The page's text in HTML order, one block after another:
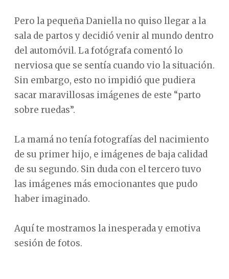
Pero la pequeña Daniella no quiso llegar a la
sala de partos y decidió venir al mundo dentro
del automóvil. La fotógrafa comentó lo
nerviosa que se sentía cuando vio la situación.
Sin embargo, esto no impidió que pudiera
sacar maravillosas imágenes de este “parto
sobre ruedas”.
La mamá no tenía fotografías del nacimiento
de su primer hijo, e imágenes de baja calidad
de su segundo. Sin duda con el tercero tuvo
las imágenes más emocionantes que pudo
haber imaginado.
Aquí te mostramos la inesperada y emotiva
sesión de fotos.